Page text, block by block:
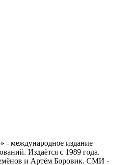
- международное издание
Издаётся с 1989 года.
и Артём Боровик. CМИ -